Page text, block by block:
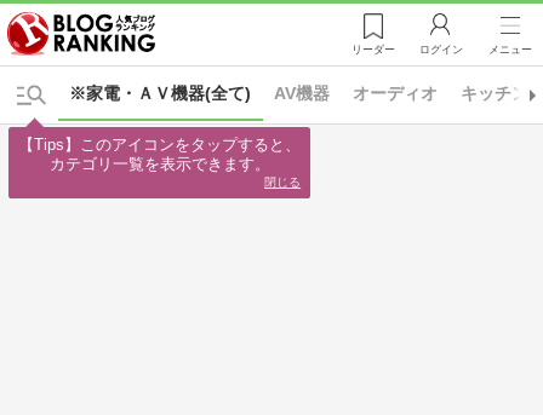
リーダー ログイン メニュー
※家電・ＡＶ機器(全て) AV機器 オーディオ キッチン
【Tips】このアイコンをタップすると、
カテゴリ一覧を表示できます。
閉じる